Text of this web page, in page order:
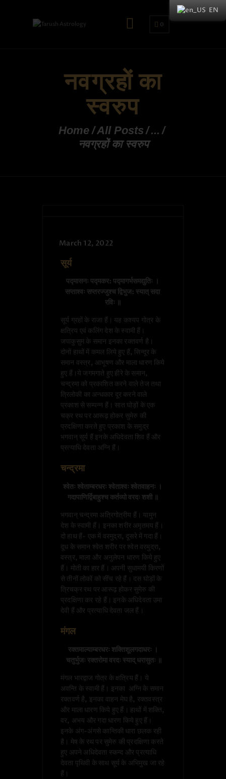
0
नवग्रहों का
स्वरुप
Home All Posts
...
नवग्रहों का स्वरुप
March 12, 2022
सूर्य
पद्मासनः पद्मकर: पद्मागर्भसमद्युतिः ।
सप्ताश्वः सप्तरज्जुश्च द्विभुज: स्यात् सदा
रविः ॥
सूर्य ग्रहों के राजा हैं। यह कश्यप गोत्र के
क्षत्रिय एवं कलिंग देश के स्वामी हैं।
जपाकुसुम के समान इनका रक्तवर्ण है।
दोनों हाथों में कमल लिये हुए हैं, सिन्दूर के
समान वस्त्र, आभूषण और माला धारण किये
हुए हैं।ये जगमगाते हुए हीरे के समान,
चन्द्रमा को प्रकाशित करने वाले तेज तथा
त्रिलोकी का अन्धकार दूर करने वाले
प्रकाश से सम्पन्न हैं। सात घोड़ों के एक
चक्र रथ पर आरूढ़ होकर सुमेरु की
प्रदक्षिणा करते हुए प्रकाश के समुद्र
भगवान् सूर्य हैं इनके अधिदेवता शिव हैं और
प्रत्याधि देवता अग्नि हैं।
चन्द्रमा
श्वेतः श्वेताम्बरधरः श्वेताश्वः श्वेतवाहनः ।
गदापाणिर्द्विबाहुश्च कर्तव्यो वरदः शशी ॥
भगवान् चन्द्रमा अत्रिगोत्रीय हैं। यामुन
देश के स्वामी हैं। इनका शरीर अमृतमय हैं।
दो हाथ हैं- एक में वरमुद्रा, दूसरे में गदा हैं।
दूध के समान श्वेत शरीर पर श्वेत वरमुद्रा,
वस्त्र, माला और अनुलेपन धारण किये हुए
हैं। मोती का हार हैं। अपनी सुधामयी किरणों
से तीनों लोकों को सींच रहे हैं। दस घोड़ों के
त्रिचक्र रथ पर आरूढ़ होकर सुमेरु की
प्रदक्षिणा कर रहे हैं। इनके अधिदेवता उमा
देवी हैं और प्रत्याधि देवता जल हैं।
मंगल
रक्तमाल्याम्बरधरः शक्तिशूलगदाधरः ।
मंगल भारद्वाज गोत्र के क्षत्रिय हैं। ये
अवन्ति के स्वामी हैं। इनका अग्नि के समान
रक्तवर्ण है, इनका वाहन मेघ है, रक्तवस्त्र
और माला धारण किये हुए हैं। हाथों में शक्ति,
वर, अभय और गदा धारण किये हुए हैं।
इनके अंग-अंगसे कान्तिकी धारा छलक रही
है। मेष के रथ पर सुमेरु की प्रदक्षिणा करते
हुए अपने अधिदेवता स्कन्द और प्रत्याधि
देवता पृथिवी के साथ सूर्य के अभिमुख जा रहे
हैं।
EN